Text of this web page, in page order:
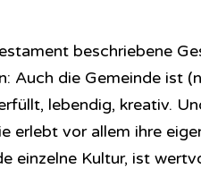
beschriebene
Auch die Gemeinde ist
lebendig, kreativ.
erlebt vor allem ihre
einzelne Kultur, ist